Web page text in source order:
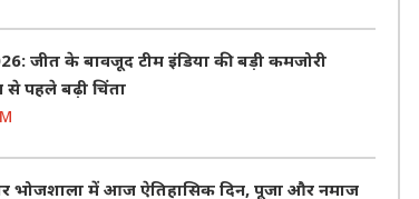
जीत के बावजूद टीम इंडिया की बड़ी कमजोरी
से पहले बढ़ी चिंता
भोजशाला में आज ऐतिहासिक दिन, पूजा और नमाज